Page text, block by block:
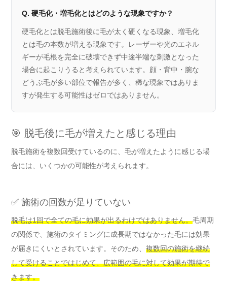
Q. 硬毛化・増毛化とはどのような現象ですか？
硬毛化とは脱毛施術後に毛が太く硬くなる現象、増毛化
とは毛の本数が増える現象です。レーザーや光のエネル
ギーが毛根を完全に破壊できず中途半端な刺激となった
場合に起こりうると考えられています。顔・背中・腕な
どうぶ毛が多い部位で報告が多く、稀な現象ではありま
すが発生する可能性はゼロではありません。
🎯 脱毛後に毛が増えたと感じる理由
脱毛施術を複数回受けているのに、毛が増えたように感じる場
合には、いくつかの可能性が考えられます。
✅ 施術の回数が足りていない
脱毛は1回で全ての毛に効果が出るわけではありません。毛周期
の関係で、施術のタイミングに成長期ではなかった毛には効果
が届きにくいとされています。そのため、 複数回の施術を継続
して受けることではじめて、広範囲の毛に対して効果が期待で
きます。